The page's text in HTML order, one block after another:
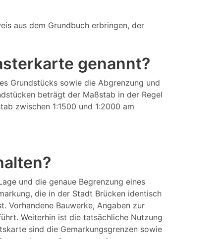
aus dem Grundbuch erbringen, der
genannt?
Grundstücks sowie die Abgrenzung und
beträgt der Maßstab in der Regel
zwischen 1:1500 und 1:2000 am
und die genaue Begrenzung eines
die in der Stadt Brücken identisch
Vorhandene Bauwerke, Angaben zur
Weiterhin ist die tatsächliche Nutzung
sind die Gemarkungsgrenzen sowie